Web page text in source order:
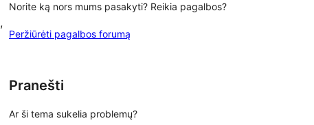
Norite ką nors mums pasakyti? Reikia pagalbos?
Peržiūrėti pagalbos forumą
Pranešti
Ar ši tema sukelia problemų?